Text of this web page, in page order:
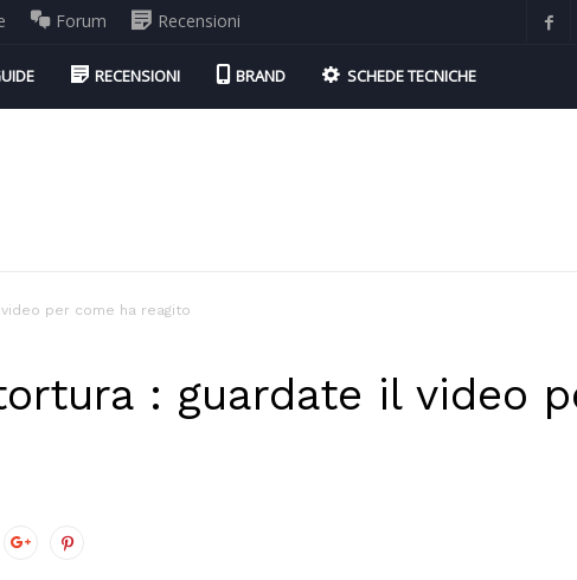
Forum Recensioni
RECENSIONI BRAND SCHEDE TECNICHE
per come ha reagito
: guardate il video